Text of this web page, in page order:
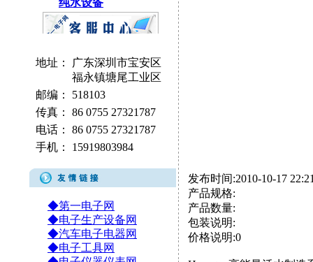
纯水设备
地址：
广东深圳市宝安区
福永镇塘尾工业区
邮编：
518103
传真：
86 0755 27321787
电话：
86 0755 27321787
手机：
15919803984
◆第一电子网
◆电子生产设备网
◆汽车电子电器网
◆电子工具网
发布时间:2010-10-17
产品规格:
产品数量:
包装说明:
价格说明:0